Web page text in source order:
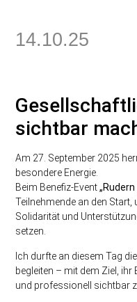
14.10.25
sichtbar
Am 27. September 2025
besondere Energie.
Beim Benefiz-Event
Teilnehmende an den
Solidarität und
setzen.
Ich durfte an diesem Tag
begleiten – mit dem Ziel,
und professionell sichtbar